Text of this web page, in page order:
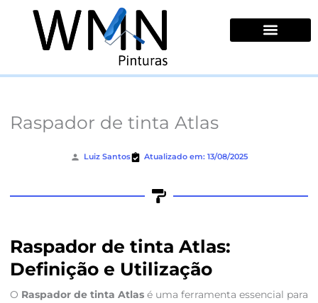
conteúdo
Raspador de tinta Atlas
Luiz Santos Atualizado em: 13/08/2025
Raspador de tinta Atlas:
Definição e Utilização
O Raspador de tinta Atlasé uma ferramenta essencial para